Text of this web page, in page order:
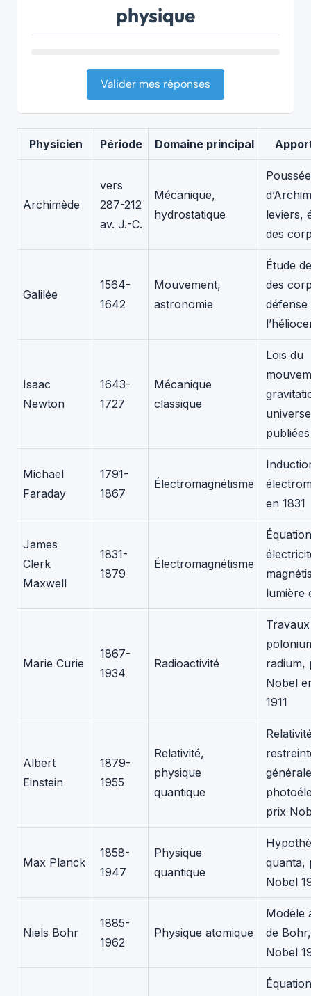
physique
Valider mes réponses
Physicien Période Domaine principal
Archimède
vers
287-212
av. J.-C.
Mécanique,
hydrostatique
Poussée
leviers,
des
Galilée
1564-
1642
Mouvement,
astronomie
Étude
des
défense
Isaac
Newton
1643-
1727
Mécanique
classique
Lois du
Michael
Faraday
1791-
1867
Électromagnétisme
en 1831
James
Clerk
Maxwell
1831-
1879
Électromagnétisme
lumière
Marie Curie
1867-
1934
Radioactivité
radium,
Nobel
1911
Albert
Einstein
1879-
1955
Relativité,
physique
quantique
prix
Max Planck
1858-
1947
Physique
quantique
quanta,
Nobel
Niels Bohr
1885-
1962
Physique atomique
Modèle
de
Nobel
Équation